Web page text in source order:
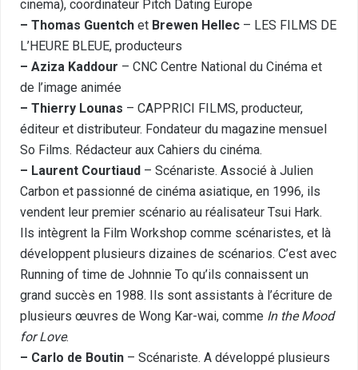
cinema), coordinateur Pitch Dating Europe
– Thomas Guentch et Brewen Hellec – LES FILMS DE
L’HEURE BLEUE, producteurs
– Aziza Kaddour – CNC Centre National du Cinéma et
de l’image animée
– Thierry Lounas – CAPPRICI FILMS, producteur,
éditeur et distributeur. Fondateur du magazine mensuel
So Films. Rédacteur aux Cahiers du cinéma.
– Laurent Courtiaud – Scénariste. Associé à Julien
Carbon et passionné de cinéma asiatique, en 1996, ils
vendent leur premier scénario au réalisateur Tsui Hark.
Ils intègrent la Film Workshop comme scénaristes, et là
développent plusieurs dizaines de scénarios. C’est avec
Running of time de Johnnie To qu’ils connaissent un
grand succès en 1988. Ils sont assistants à l’écriture de
plusieurs œuvres de Wong Kar-wai, comme In the Mood
for Love.
– Carlo de Boutin – Scénariste. A développé plusieurs